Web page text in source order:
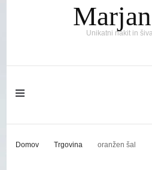
Unikatni nakit in
Domov Trgovina oranžen šal